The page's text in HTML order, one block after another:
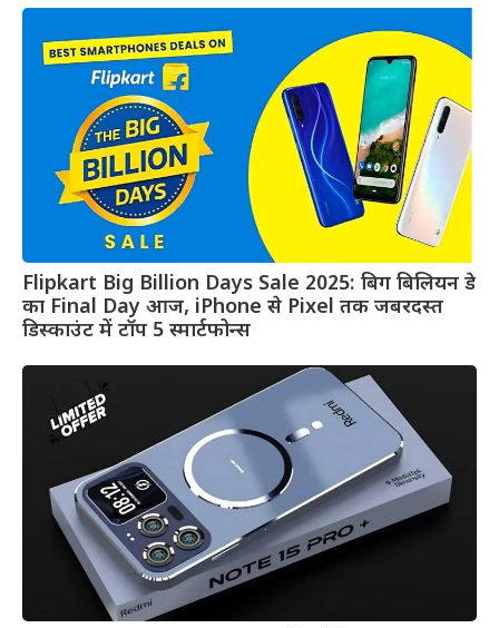
Flipkart Big Billion Days Sale 2025: बिग बिलियन डे
का Final Day आज, iPhone से Pixel तक जबरदस्त
डिस्काउंट में टॉप 5 स्मार्टफोन्स